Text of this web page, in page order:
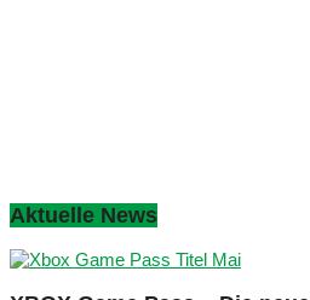
Aktuelle News